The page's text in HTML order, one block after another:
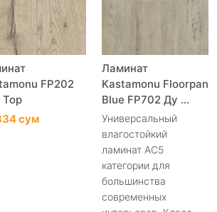
FP202
сум
Ламинат
Kastamonu Floorpan
Blue FP702 Ду ...
Универсальный
влагостойкий
ламинат АС5
категории для
большинства
современных